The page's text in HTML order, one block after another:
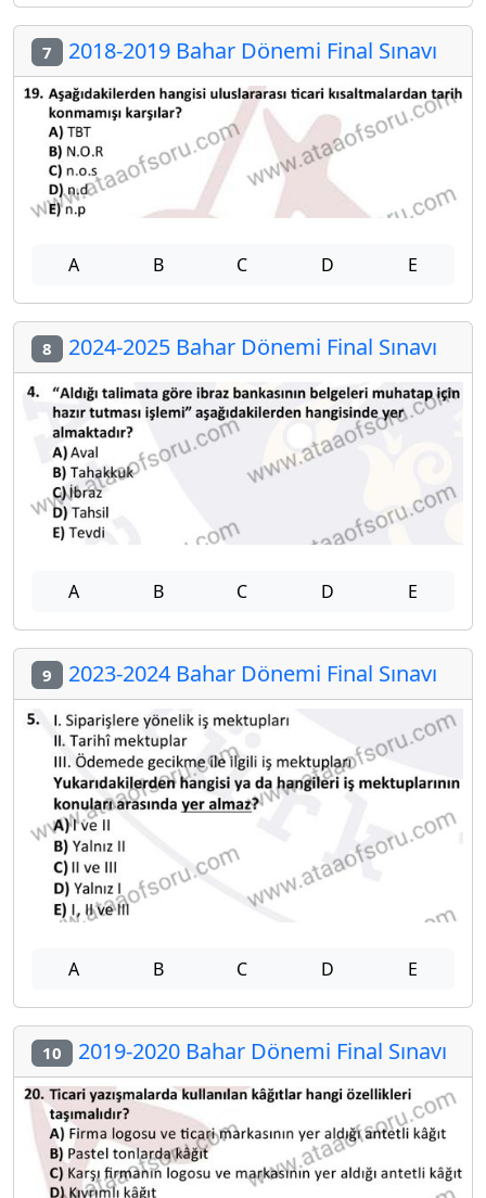
7 2018-2019 Bahar Dönemi Final Sınavı
A B C D E
8 2024-2025 Bahar Dönemi Final Sınavı
A B C D E
9 2023-2024 Bahar Dönemi Final Sınavı
A B C D E
10 2019-2020 Bahar Dönemi Final Sınavı